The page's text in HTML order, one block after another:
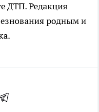
ДТП. Редакция
родным и